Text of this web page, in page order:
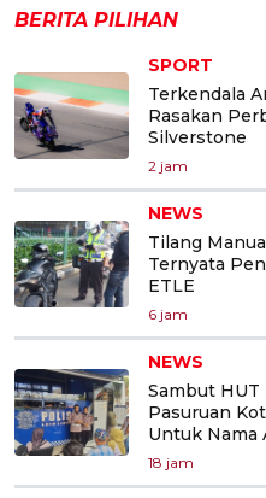
BERITA PILIHAN
SPORT
Terkendala
Rasakan
Silverstone
2 jam
NEWS
Tilang
Ternyata
ETLE
6 jam
NEWS
Sambut HUT
Pasuruan
Untuk Nama
18 jam